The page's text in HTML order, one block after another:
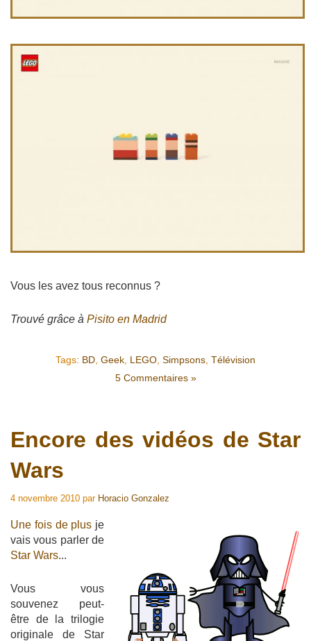
Vous les avez tous reconnus ?
Trouvé grâce à Pisito en Madrid
Tags: BD, Geek, LEGO, Simpsons, Télévision
5 Commentaires »
Encore des vidéos de Star
Wars
4 novembre 2010 par Horacio Gonzalez
Une fois de plus je
vais vous parler de
Star Wars...
Vous vous
souvenez peut-
être de la trilogie
originale de Star